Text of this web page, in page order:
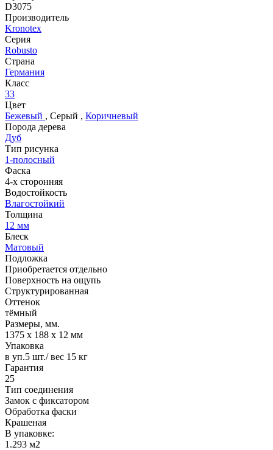
D3075
Производитель
Kronotex
Серия
Robusto
Страна
Германия
Класс
33
Цвет
Бежевый , Серый , Коричневый
Порода дерева
Дуб
Тип рисунка
1-полосный
Фаска
4-х сторонняя
Водостойкость
Влагостойкий
Толщина
12 мм
Блеск
Матовый
Подложка
Приобретается отдельно
Поверхность на ощупь
Структурированная
Оттенок
тёмный
Размеры, мм.
1375 х 188 х 12 мм
Упаковка
в уп.5 шт./ вес 15 кг
Гарантия
25
Тип соединения
Замок с фиксатором
Обработка фаски
Крашеная
В упаковке:
1.293 м2